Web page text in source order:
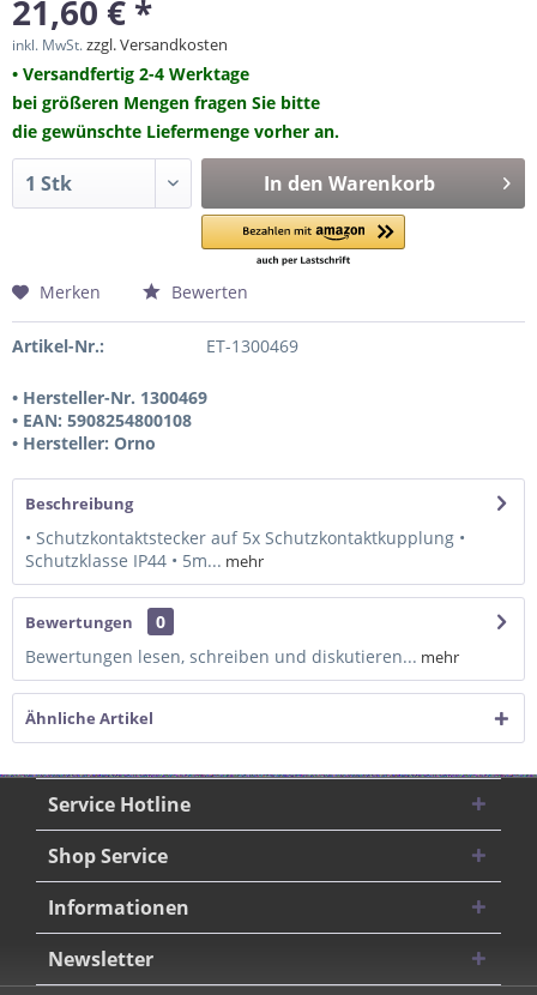
21,60 € *
inkl. MwSt.zzgl. Versandkosten
• Versandfertig 2-4 Werktage
bei größeren Mengen fragen Sie bitte
die gewünschte Liefermenge vorher an.
In den Warenkorb
Merken Bewerten
Artikel-Nr.: ET-1300469
• Hersteller-Nr. 1300469
• EAN: 5908254800108
• Hersteller: Orno
Beschreibung
• Schutzkontaktstecker auf 5x Schutzkontaktkupplung •
Schutzklasse IP44 • 5m... mehr
Bewertungen
0
Bewertungen lesen, schreiben und diskutieren... mehr
Ähnliche Artikel
Service Hotline
Shop Service
Informationen
Newsletter